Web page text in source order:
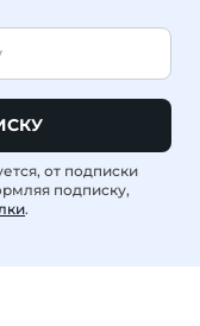
от подписки
подписку,
.